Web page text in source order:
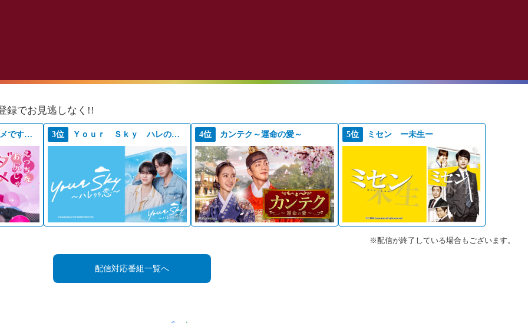
録でお見逃しなく!!
えっちなお尻じゃダメですか？ 3位 Ｙｏｕｒ Ｓｋｙ ハレのち恋 4位 カンテク～運命の愛～ 5位 ミセン ー未生ー
※配信が終了している場合もございます。
配信対応番組一覧へ